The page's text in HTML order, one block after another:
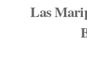
Las